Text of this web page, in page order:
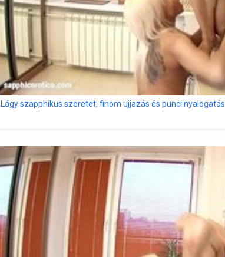
Lágy szapphikus szeretet, finom ujjazás és punci nyalogatás